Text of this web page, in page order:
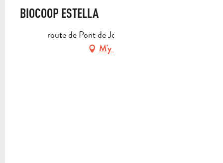
BIOCOOP ESTELLA
route de Pont de Joux, 13390 Auriol
M'y rendre